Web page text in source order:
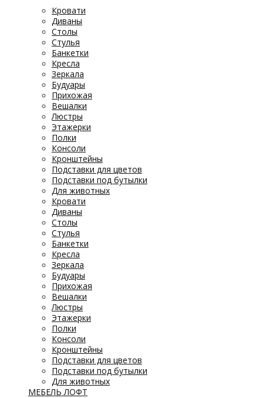
Кровати
Диваны
Столы
Стулья
Банкетки
Кресла
Зеркала
Будуары
Прихожая
Вешалки
Люстры
Этажерки
Полки
Консоли
Кронштейны
Подставки для цветов
Подставки под бутылки
Для животных
Кровати
Диваны
Столы
Стулья
Банкетки
Кресла
Зеркала
Будуары
Прихожая
Вешалки
Люстры
Этажерки
Полки
Консоли
Кронштейны
Подставки для цветов
Подставки под бутылки
Для животных
МЕБЕЛЬ ЛОФТ